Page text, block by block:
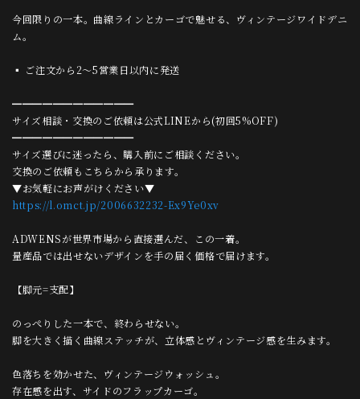
今回限りの一本。曲線ラインとカーゴで魅せる、ヴィンテージワイドデニ
ム。
▪ ご注文から2〜5営業日以内に発送
━━━━━━━━━━━━
サイズ相談・交換のご依頼は公式LINEから(初回5%OFF)
━━━━━━━━━━━━
サイズ選びに迷ったら、購入前にご相談ください。
交換のご依頼もこちらから承ります。
▼お気軽にお声がけください▼
https://l.omct.jp/2006632232-Ex9Ye0xv
ADWENSが世界市場から直接選んだ、この一着。
量産品では出せないデザインを手の届く価格で届けます。
【脚元=支配】
のっぺりした一本で、終わらせない。
脚を大きく描く曲線ステッチが、立体感とヴィンテージ感を生みます。
色落ちを効かせた、ヴィンテージウォッシュ。
存在感を出す、サイドのフラップカーゴ。